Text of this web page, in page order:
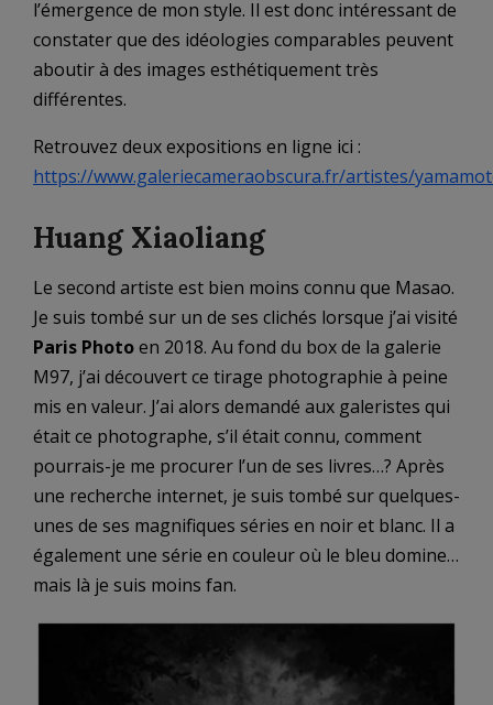
l’émergence de mon style. Il est donc intéressant de
constater que des idéologies comparables peuvent
aboutir à des images esthétiquement très
différentes.
Retrouvez deux expositions en ligne ici :
https://www.galeriecameraobscura.fr/artistes/
Huang Xiaoliang
Le second artiste est bien moins connu que Masao.
Je suis tombé sur un de ses clichés lorsque j’ai visité
Paris Photoen 2018. Au fond du box de la galerie
M97, j’ai découvert ce tirage photographie à peine
mis en valeur. J’ai alors demandé aux galeristes qui
était ce photographe, s’il était connu, comment
pourrais-je me procurer l’un de ses livres…? Après
une recherche internet, je suis tombé sur quelques-
unes de ses magnifiques séries en noir et blanc. Il a
également une série en couleur où le bleu domine…
mais là je suis moins fan.